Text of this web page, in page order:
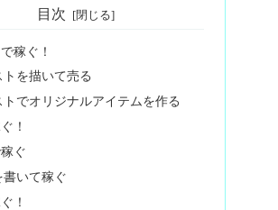
目次
稼ぐ！
トを描いて売る
トでオリジナルアイテムを作る
！
ぐ
書いて稼ぐ
！